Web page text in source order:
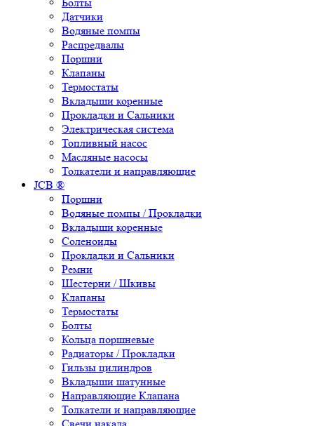
Датчики
Водяные помпы
Распредвалы
Поршни
Клапаны
Термостаты
Вкладыши коренные
Прокладки и Сальники
Электрическая система
Топливный насос
Масляные насосы
Толкатели и направляющие
JCB ®
Поршни
Водяные помпы / Прокладки
Вкладыши коренные
Соленоиды
Прокладки и Сальники
Ремни
Шестерни / Шкивы
Клапаны
Термостаты
Болты
Кольца поршневые
Радиаторы / Прокладки
Гильзы цилиндров
Вкладыши шатунные
Направляющие Клапана
Толкатели и направляющие